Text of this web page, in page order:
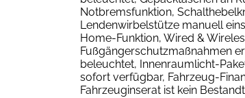
Notbremsfunktion,
Lendenwirbelstütze manuell
Home-Funktion, Wired &
Fußgängerschutzmaßnahmen
beleuchtet, Innenraumlicht-
sofort verfügbar, Fahrzeug-
Fahrzeuginserat ist kein